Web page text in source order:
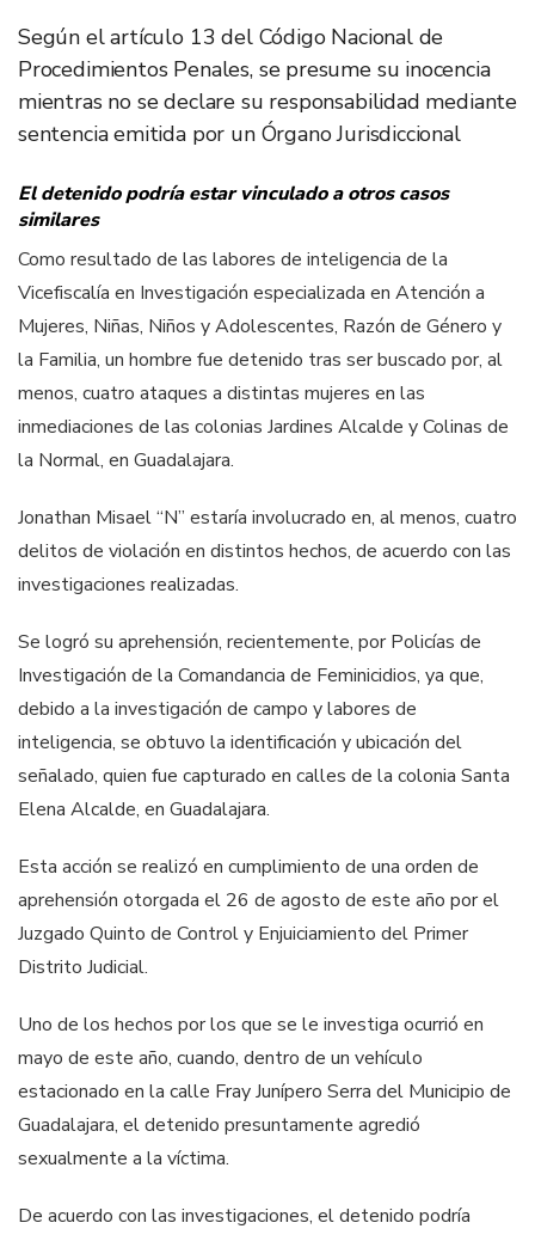
Según el artículo 13 del Código Nacional de
Procedimientos Penales, se presume su inocencia
mientras no se declare su responsabilidad mediante
sentencia emitida por un Órgano Jurisdiccional
El detenido podría estar vinculado a otros casos
similares
Como resultado de las labores de inteligencia de la
Vicefiscalía en Investigación especializada en Atención a
Mujeres, Niñas, Niños y Adolescentes, Razón de Género y
la Familia, un hombre fue detenido tras ser buscado por, al
menos, cuatro ataques a distintas mujeres en las
inmediaciones de las colonias Jardines Alcalde y Colinas de
la Normal, en Guadalajara.
Jonathan Misael “N” estaría involucrado en, al menos, cuatro
delitos de violación en distintos hechos, de acuerdo con las
investigaciones realizadas.
Se logró su aprehensión, recientemente, por Policías de
Investigación de la Comandancia de Feminicidios, ya que,
debido a la investigación de campo y labores de
inteligencia, se obtuvo la identificación y ubicación del
señalado, quien fue capturado en calles de la colonia Santa
Elena Alcalde, en Guadalajara.
Esta acción se realizó en cumplimiento de una orden de
aprehensión otorgada el 26 de agosto de este año por el
Juzgado Quinto de Control y Enjuiciamiento del Primer
Distrito Judicial.
Uno de los hechos por los que se le investiga ocurrió en
mayo de este año, cuando, dentro de un vehículo
estacionado en la calle Fray Junípero Serra del Municipio de
Guadalajara, el detenido presuntamente agredió
sexualmente a la víctima.
De acuerdo con las investigaciones, el detenido podría